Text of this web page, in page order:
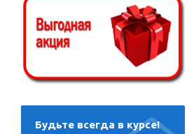
Будьте всегда в курсе!